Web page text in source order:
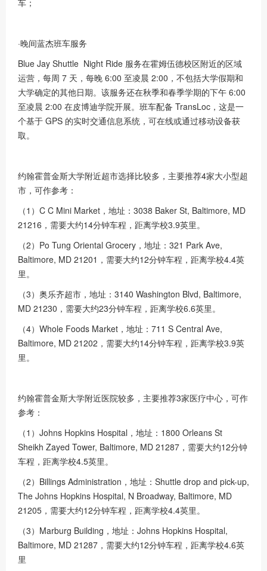
·晚间蓝杰班车服务
Blue Jay Shuttle Night Ride 服务在霍姆伍德校区附近的区域
运营，每周 7 天，每晚 6:00 至凌晨 2:00，不包括大学假期和
大学确定的其他日期。该服务还在秋季和春季学期的下午 6:00
至凌晨 2:00 在皮博迪学院开展。班车配备 TransLoc，这是一
个基于 GPS 的实时交通信息系统，可在线或通过移动设备获
取。
约翰霍普金斯大学附近超市选择比较多，主要推荐4家大小型超
市，可作参考：
（1）C C Mini Market，地址：3038 Baker St, Baltimore, MD
21216，需要大约14分钟车程，距离学校3.9英里。
（2）Po Tung Oriental Grocery，地址：321 Park Ave,
Baltimore, MD 21201，需要大约12分钟车程，距离学校4.4英
里。
（3）奥乐齐超市，地址：3140 Washington Blvd, Baltimore,
MD 21230，需要大约23分钟车程，距离学校6.6英里。
（4）Whole Foods Market，地址：711 S Central Ave,
Baltimore, MD 21202，需要大约14分钟车程，距离学校3.9英
里。
约翰霍普金斯大学附近医院较多，主要推荐3家医疗中心，可作
参考：
（1）Johns Hopkins Hospital，地址：1800 Orleans St
Sheikh Zayed Tower, Baltimore, MD 21287，需要大约12分钟
车程，距离学校4.5英里。
（2）Billings Administration，地址：Shuttle drop and pick-up,
The Johns Hopkins Hospital, N Broadway, Baltimore, MD
21205，需要大约12分钟车程，距离学校4.4英里。
（3）Marburg Building，地址：Johns Hopkins Hospital,
Baltimore, MD 21287，需要大约12分钟车程，距离学校4.6英
里